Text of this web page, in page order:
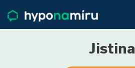
Životní pojištění
Pojištění nemovitostiJistina